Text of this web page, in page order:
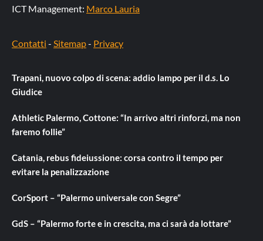
ICT Management: Marco Lauria
Contatti - Sitemap- Privacy
Trapani, nuovo colpo di scena: addio lampo per il d.s. Lo
Giudice
Athletic Palermo, Cottone: “In arrivo altri rinforzi, ma non
faremo follie”
Catania, rebus fideiussione: corsa contro il tempo per
evitare la penalizzazione
CorSport – “Palermo universale con Segre”
GdS – “Palermo forte e in crescita, ma ci sarà da lottare”